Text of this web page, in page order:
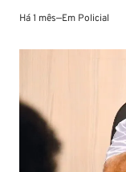
Há 1 mês—Em Policial